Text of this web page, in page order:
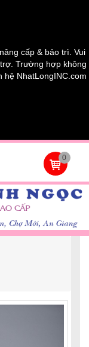
cấp & bảo trì. Vui
Trường hợp không
hệ NhatLongINC.com
0